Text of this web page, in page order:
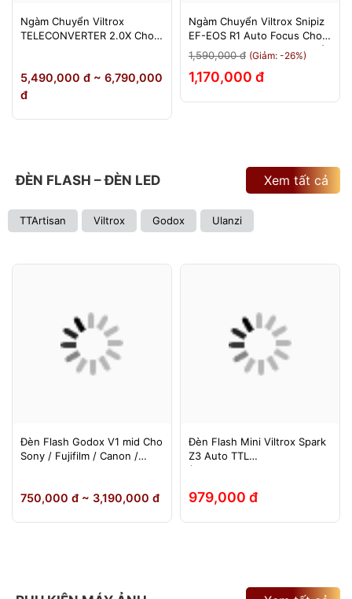
Ngàm Chuyển Viltrox
TELECONVERTER 2.0X Cho
Tháng
5,490,000 đ ~ 6,790,000
đ
Ngàm Chuyển Viltrox Snipiz
EF-EOS R1 Auto Focus Cho
Canon EOS R/RP/R5/R6 - Bảo
Hành 12 Tháng 1 Đổi 1
1,590,000 đ (Giảm: -26%)
1,170,000 đ
ĐÈN FLASH – ĐÈN LED
TTArtisan Viltrox Godox Ulanzi
Xem tất cả
Đèn Flash Godox V1 mid Cho
Sony / Fujifilm / Canon /
750,000 đ ~ 3,190,000 đ
Đèn Flash Mini Viltrox Spark
Z3 Auto TTL
(Fuji/Sony/Canon/Nikon)
979,000 đ